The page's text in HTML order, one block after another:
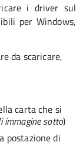
i driver sul
per Windows,
da scaricare,
carta che si
immagine sotto)
postazione di